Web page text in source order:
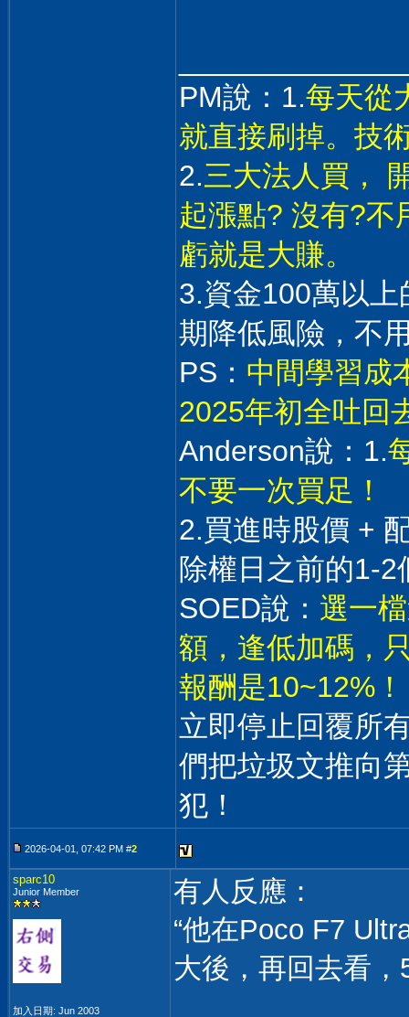
PM說：1.每天從
就直接刷掉。技
2.三大法人買，
起漲點? 沒有?不
虧就是大賺。
3.資金100萬以
期降低風險，不
PS： 中間學習成
2025年初全吐回
Anderson說：1.
不要一次買足！
2.買進時股價 +
除權日之前的1-
SOED說： 選一
額，逢低加碼，
報酬是10~12%！
立即停止回覆所
們把垃圾文推向
犯！
2026-04-01, 07:42 PM #2
sparc10
Junior Member
加入日期: Jun 2003
有人反應：
“他在Poco F7
大後，再回去看，